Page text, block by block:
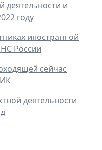
деятельности и
году
иностранной
России
сейчас
деятельности